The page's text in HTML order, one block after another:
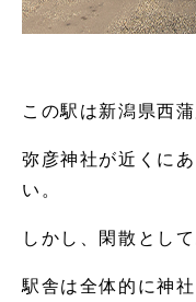
この駅は新潟県西
弥彦神社が近くに
い。
しかし、閑散とし
駅舎は全体的に神